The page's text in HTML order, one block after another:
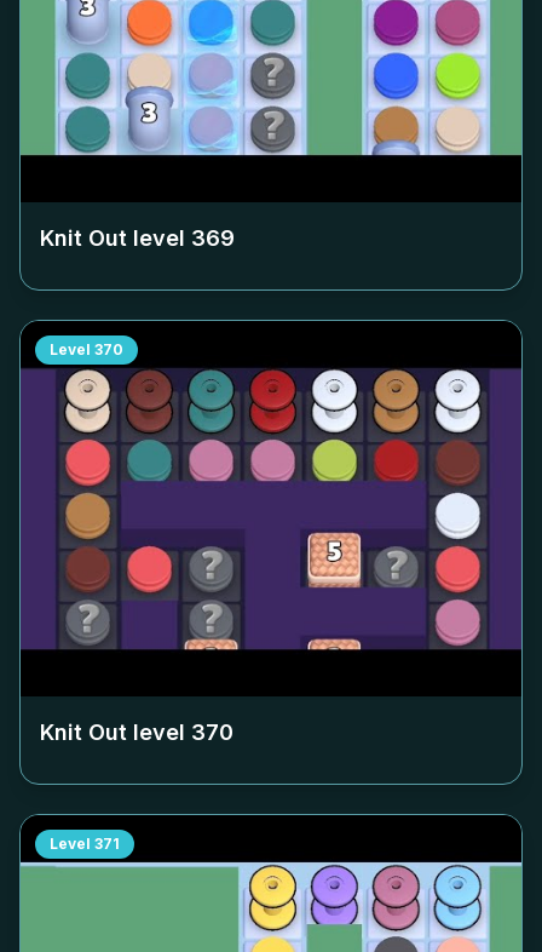
Knit Out level 369
Level 370
Knit Out level 370
Level 371